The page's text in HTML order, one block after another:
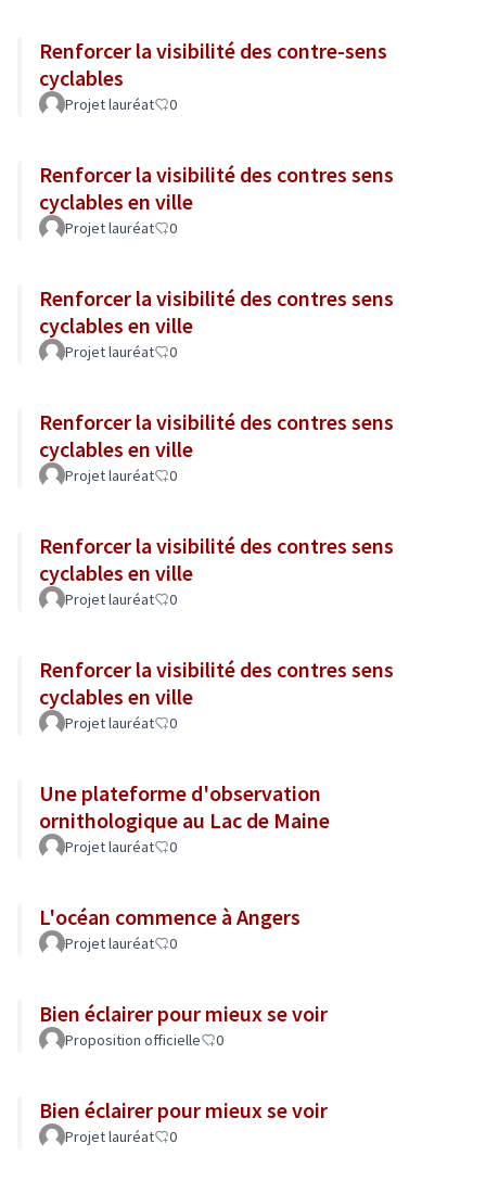
Renforcer la visibilité des contre-sens
cyclables
Projet lauréat 0
Renforcer la visibilité des contres sens
cyclables en ville
Projet lauréat 0
Renforcer la visibilité des contres sens
cyclables en ville
Projet lauréat 0
Renforcer la visibilité des contres sens
cyclables en ville
Projet lauréat 0
Renforcer la visibilité des contres sens
cyclables en ville
Projet lauréat 0
Renforcer la visibilité des contres sens
cyclables en ville
Projet lauréat 0
Une plateforme d'observation
ornithologique au Lac de Maine
Projet lauréat 0
L'océan commence à Angers
Projet lauréat 0
Bien éclairer pour mieux se voir
Proposition officielle 0
Bien éclairer pour mieux se voir
Projet lauréat 0